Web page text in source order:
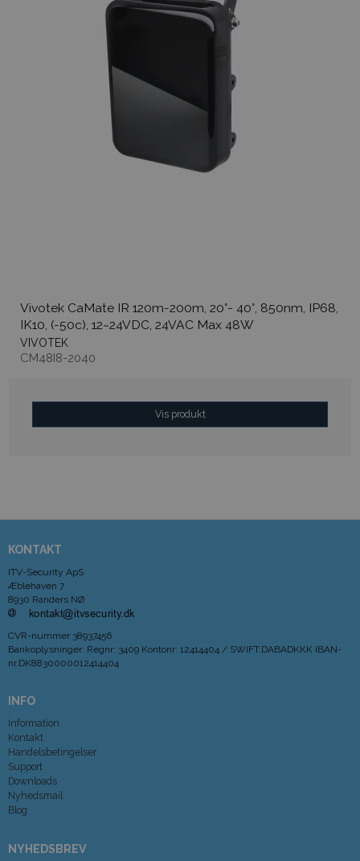
Vivotek CaMate IR 120m-200m, 20°- 40°, 850nm, IP68,
IK10, (-50c), 12~24VDC, 24VAC Max 48W
VIVOTEK
CM48I8-2040
Vis produkt
KONTAKT
ITV-Security ApS
Æblehaven 7
8930 Randers NØ
CVR-nummer 38937456
Bankoplysninger: Regnr: 3409 Kontonr: 12414404 / SWIFT:DABADKKK IBAN-
nr.DK8830000012414404
INFO
Information
Kontakt
Handelsbetingelser
Support
Downloads
Nyhedsmail
Blog
NYHEDSBREV